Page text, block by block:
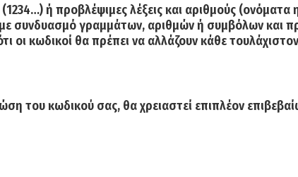
ή προβλέψιμες λέξεις και αριθμούς
συνδυασμό γραμμάτων, αριθμών ή συμβόλων και
κωδικοί θα πρέπει να αλλάζουν κάθε
του κωδικού σας, θα χρειαστεί επιπλέον